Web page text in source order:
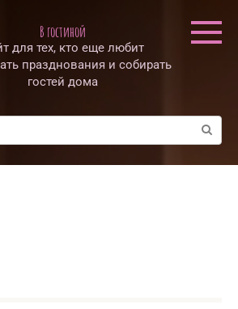
В гостиной
для тех, кто еще любит
празднования и собирать
гостей дома